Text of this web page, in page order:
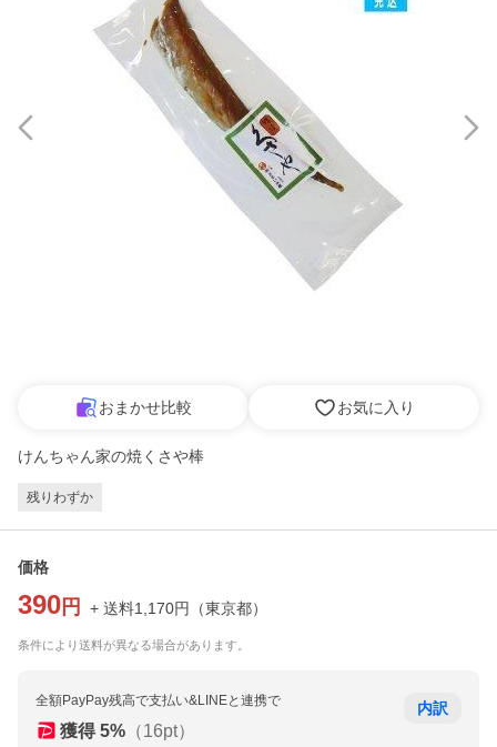
おまかせ比較 お気に入り
けんちゃん家の焼くさや棒
残りわずか
価格
390 円 + 送料1,170円 （東京都）
条件により送料が異なる場合があります。
全額PayPay残高で支払い&LINEと連携で
獲得 5% （16pt）
内訳